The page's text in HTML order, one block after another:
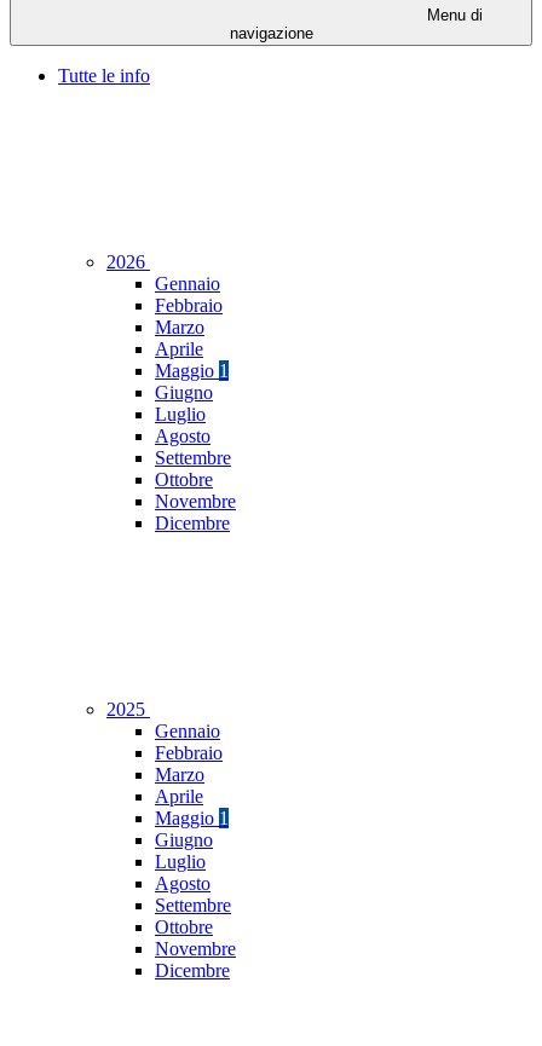
Menu di
navigazione
Tutte le info
2026
Gennaio
Febbraio
Marzo
Aprile
Maggio 1
Giugno
Luglio
Agosto
Settembre
Ottobre
Novembre
Dicembre
2025
Gennaio
Febbraio
Marzo
Aprile
Maggio 1
Giugno
Luglio
Agosto
Settembre
Ottobre
Novembre
Dicembre